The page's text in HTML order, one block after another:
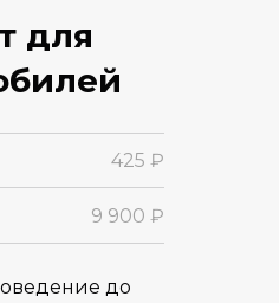
для
425 ₽
9 900 ₽
до